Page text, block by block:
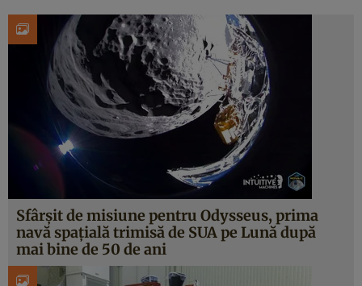
Sfârșit de misiune pentru Odysseus, prima
navă spațială trimisă de SUA pe Lună după
mai bine de 50 de ani